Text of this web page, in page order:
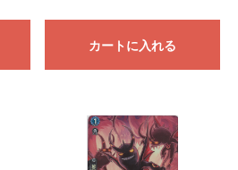
カートに入れる